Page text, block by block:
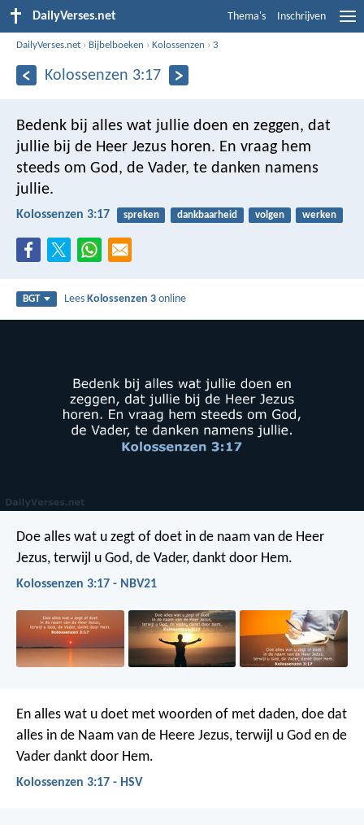
DailyVerses.net Thema's Inschrijven
DailyVerses.net › Bijbelboeken ›Kolossenzen ›3
Kolossenzen 3:17
Bedenk bij alles wat jullie doen en zeggen, dat
jullie bij de Heer Jezus horen. En vraag hem
steeds om God, de Vader, te danken namens
jullie.
Kolossenzen 3:17 spreken dankbaarheid volgen werken
BGT LeesKolossenzen 3 online
Doe alles wat u zegt of doet in de naam van de Heer
Jezus, terwijl u God, de Vader, dankt door Hem.
Kolossenzen 3:17 - NBV21
En alles wat u doet met woorden of met daden, doe dat
alles in de Naam van de Heere Jezus, terwijl u God en de
Vader dankt door Hem.
Kolossenzen 3:17 - HSV